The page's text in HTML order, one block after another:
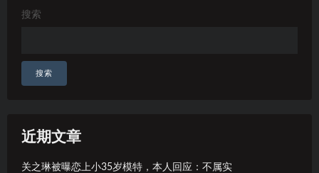
搜索
搜索
近期文章
关之琳被曝恋上小35岁模特，本人回应：不属实